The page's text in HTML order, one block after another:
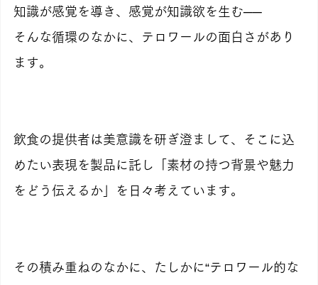
知識が感覚を導き、感覚が知識欲を生む──
そんな循環のなかに、テロワールの面白さがあり
ます。
飲食の提供者は美意識を研ぎ澄まして、そこに込
めたい表現を製品に託し「素材の持つ背景や魅力
をどう伝えるか」を日々考えています。
その積み重ねのなかに、たしかに“テロワール的な